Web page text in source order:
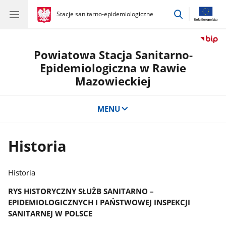
gov.pl
Stacje sanitarno-epidemiologiczne
gov.pl
Stacje
przejdź
Powiatowa Stacja Sanitarno-
Epidemiologiczna w Rawie
Mazowieckiej
MENU
Historia
Historia
RYS HISTORYCZNYSŁUŻB SANITARNO –
EPIDEMIOLOGICZNYCH I PAŃSTWOWEJ INSPEKCJI
SANITARNEJ W POLSCE